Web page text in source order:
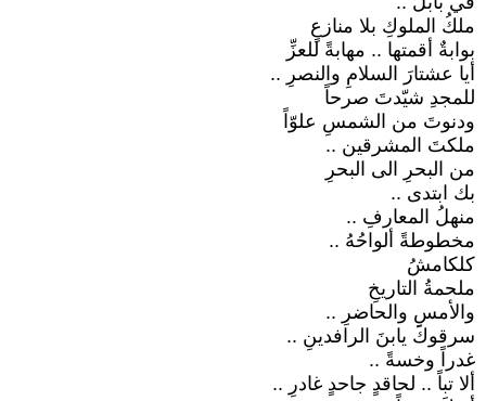
ملكُ الملوكِ بلا منازعٍ
بوابةٌ أقمتها .. مهابةً للعزِّ
أيا عشتارَ السلامِ والنصرِ ..
للمجدِ شيّدتَ صرحاً
ودنوتَ من الشمسِ علوّاً
ملكتَ المشرقين ..
من البحرِ الى البحرِ
بك ابتدى ..
منهلُ المعارفِ ..
مخطوطةً ألواحُهُ ..
كلكامشُ
ملحمةُ التاريخِ
والأمسِ والحاضرِ ..
سرقوكَ يابنَ الرافدينِ ..
غدراً وخسةً ..
ألا تباً .. لحاقدٍ جاحدٍ غادرِ ..